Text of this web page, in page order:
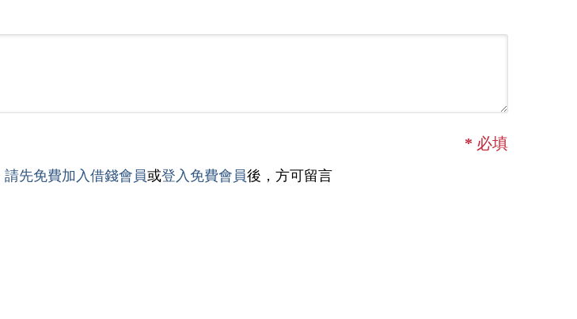
* 必填
請先免費加入借錢會員或登入免費會員後，方可留言